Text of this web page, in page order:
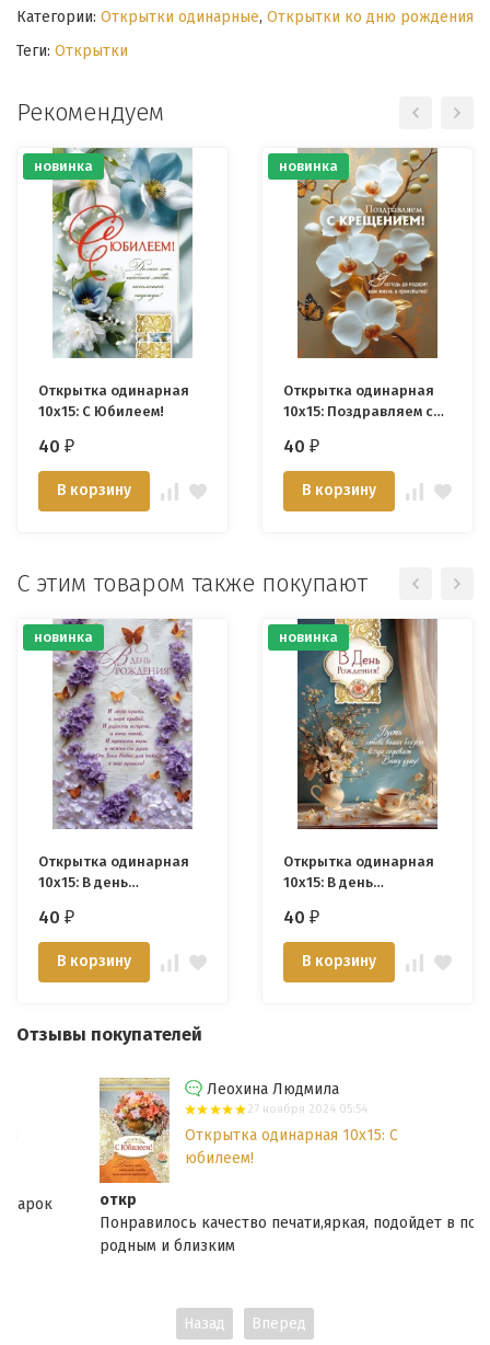
Категории: Открытки одинарные, Открытки ко дню рождения
Теги: Открытки
Рекомендуем
новинка
Открытка одинарная
10x15: С Юбилеем!
40 ₽
В корзину
новинка
Открытка одинарная
10x15: Поздравляем с
40 ₽
В корзину
С этим товаром также покупают
новинка
Открытка одинарная
10x15: В день
40 ₽
В корзину
новинка
Открытка одинарная
10x15: В день
40 ₽
В корзину
Отзывы покупателей
Леохина Людмила
27 ноября 2024 05:54
Открытка одинарная 10x15: С
юбилеем!
откр
Понравилось качество печати,яркая, подойдет в подарок
родным и близким
Назад Вперед